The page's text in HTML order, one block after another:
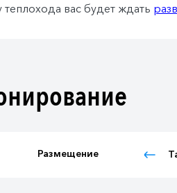
вас будет ждать
Размещение